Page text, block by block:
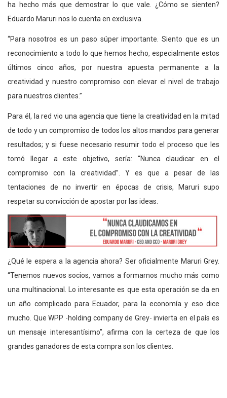
ha hecho más que demostrar lo que vale. ¿Cómo se sienten?
Eduardo Maruri nos lo cuenta en exclusiva.
“Para nosotros es un paso súper importante. Siento que es un
reconocimiento a todo lo que hemos hecho, especialmente estos
últimos cinco años, por nuestra apuesta permanente a la
creatividad y nuestro compromiso con elevar el nivel de trabajo
para nuestros clientes.”
Para él, la red vio una agencia que tiene la creatividad en la mitad
de todo y un compromiso de todos los altos mandos para generar
resultados; y si fuese necesario resumir todo el proceso que les
tomó llegar a este objetivo, sería: “Nunca claudicar en el
compromiso con la creatividad”. Y es que a pesar de las
tentaciones de no invertir en épocas de crisis, Maruri supo
respetar su convicción de apostar por las ideas.
¿Qué le espera a la agencia ahora? Ser oficialmente Maruri Grey.
“Tenemos nuevos socios, vamos a formarnos mucho más como
una multinacional. Lo interesante es que esta operación se da en
un año complicado para Ecuador, para la economía y eso dice
mucho. Que WPP -holding company de Grey- invierta en el país es
un mensaje interesantísimo”, afirma con la certeza de que los
grandes ganadores de esta compra son los clientes.